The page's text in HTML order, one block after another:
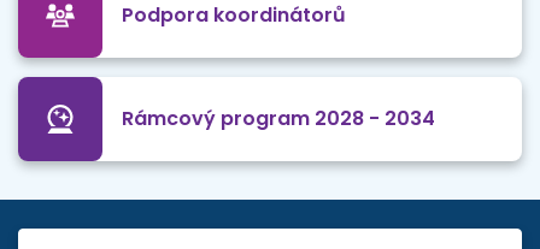
Podpora koordinátorů
Rámcový program 2028 - 2034